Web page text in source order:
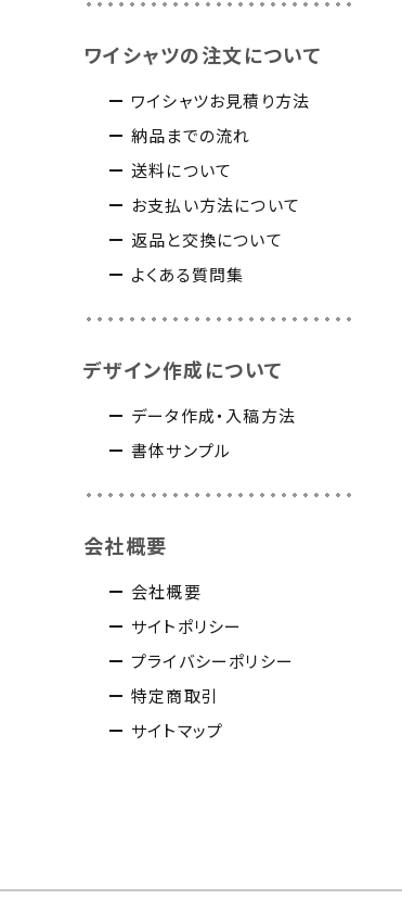
ワイシャツの注文について
ワイシャツお見積り方法
納品までの流れ
送料について
お支払い方法について
返品と交換について
よくある質問集
デザイン作成について
データ作成・入稿方法
書体サンプル
会社概要
会社概要
サイトポリシー
プライバシーポリシー
特定商取引
サイトマップ